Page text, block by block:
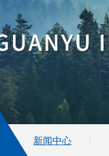
新闻中心